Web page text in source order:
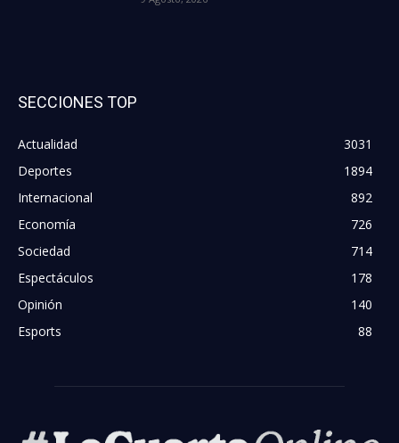
SECCIONES TOP
Actualidad
3031
Deportes
1894
Internacional
892
Economía
726
Sociedad
714
Espectáculos
178
Opinión
140
Esports
88